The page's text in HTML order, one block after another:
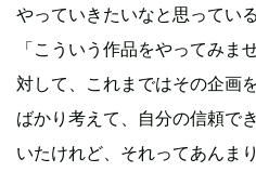
やっていきたいなと思ってい
「こういう作品をやってみま
対して、これまではその企画
ばかり考えて、自分の信頼で
いたけれど、それってあんま